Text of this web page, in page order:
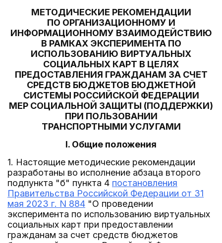
МЕТОДИЧЕСКИЕ РЕКОМЕНДАЦИИ
ПО ОРГАНИЗАЦИОННОМУ И
ИНФОРМАЦИОННОМУ ВЗАИМОДЕЙСТВИЮ
В РАМКАХ ЭКСПЕРИМЕНТА ПО
ИСПОЛЬЗОВАНИЮ ВИРТУАЛЬНЫХ
СОЦИАЛЬНЫХ КАРТ В ЦЕЛЯХ
ПРЕДОСТАВЛЕНИЯ ГРАЖДАНАМ ЗА СЧЕТ
СРЕДСТВ БЮДЖЕТОВ БЮДЖЕТНОЙ
СИСТЕМЫ РОССИЙСКОЙ ФЕДЕРАЦИИ
МЕР СОЦИАЛЬНОЙ ЗАЩИТЫ (ПОДДЕРЖКИ)
ПРИ ПОЛЬЗОВАНИИ
ТРАНСПОРТНЫМИ УСЛУГАМИ
I. Общие положения
1. Настоящие методические рекомендации
разработаны во исполнение абзаца второго
подпункта "б" пункта 4 постановления
Правительства Российской Федерации от 31
мая 2023 г. N 884 "О проведении
эксперимента по использованию виртуальных
социальных карт при предоставлении
гражданам за счет средств бюджетов